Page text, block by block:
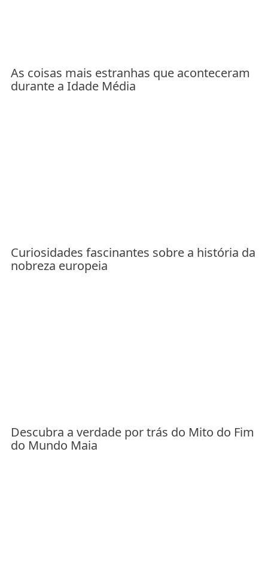
As coisas mais estranhas que aconteceram
durante a Idade Média
Curiosidades fascinantes sobre a história da
nobreza europeia
Descubra a verdade por trás do Mito do Fim
do Mundo Maia